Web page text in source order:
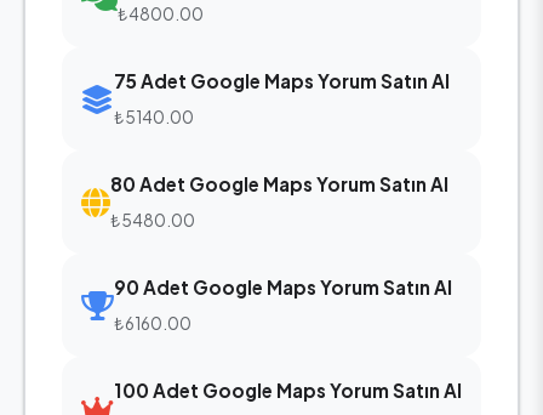
₺4800.00
75 Adet Google Maps Yorum Satın Al
₺5140.00
80 Adet Google Maps Yorum Satın Al
₺5480.00
90 Adet Google Maps Yorum Satın Al
₺6160.00
100 Adet Google Maps Yorum Satın Al